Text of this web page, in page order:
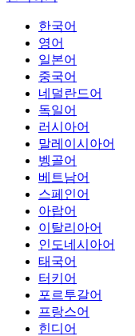
한국어
영어
일본어
중국어
네덜란드어
독일어
러시아어
말레이시아어
벵골어
베트남어
스페인어
아랍어
이탈리아어
인도네시아어
태국어
터키어
포르투갈어
프랑스어
힌디어